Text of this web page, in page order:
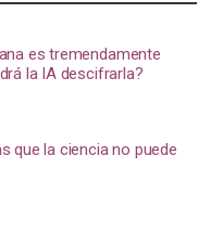
es tremendamente
la IA descifrarla?
que la ciencia no puede